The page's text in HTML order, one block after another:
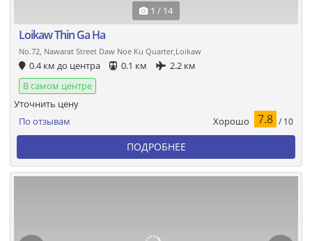
1 / 14
Loikaw Thin Ga Ha
No.72, Nawarat Street Daw Noe Ku Quarter,Loikaw
0.4 км до центра 0.1 км
2.2 км
В самом центре
По отзывам Хорошо 7.8 / 10
Уточнить цену
ПОДРОБНЕЕ